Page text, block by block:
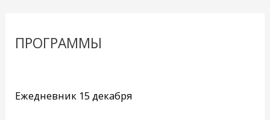
ПРОГРАММЫ
Ежедневник 15 декабря